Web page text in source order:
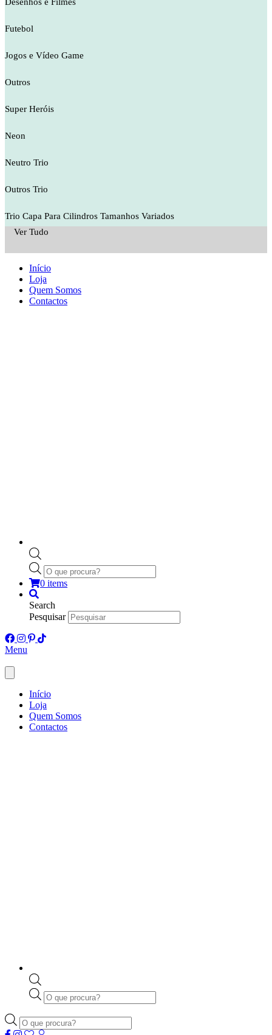
Futebol
Jogos e Vídeo Game
Outros
Super Heróis
Neon
Neutro Trio
Outros Trio
Trio Capa Para Cilindros Tamanhos Variados
Ver Tudo
Início
Loja
Quem Somos
Contactos
Products
search
0 items
Search
Pesquisar
Menu
Início
Loja
Quem Somos
Contactos
Products
search
Products
search